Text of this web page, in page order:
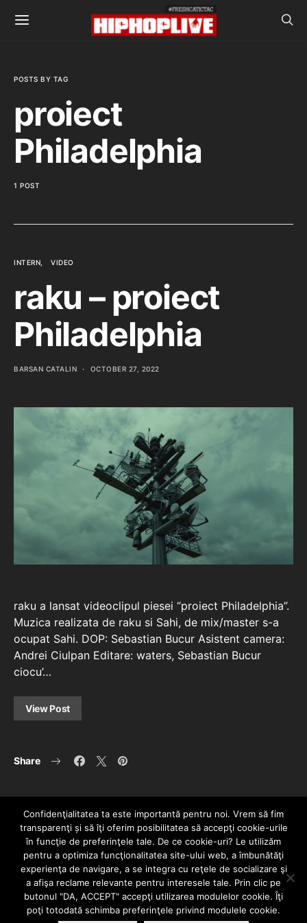
POSTS BY TAG
proiect
Philadelphia
1 POST
INTERN VIDEO
raku – proiect
Philadelphia
BARSAN CATALIN OCTOBER 27, 2022
raku a lansat videoclipul piesei “proiect Philadelphia”.
Muzica realizata de raku si Sahi, de mix/master s-a
ocupat Sahi. DOP: Sebastian Bucur Asistent camera:
Andrei Ciulpan Editare: waters, Sebastian Bucur
ciocu’…
View Post
Share
HOME CONTACT POLITICĂ DE CONFIDENȚIALITATE
Since 2005 | Copyright by HIPHOPLIVE
ENTERTAINMENT SRL
Confidenţialitatea ta este importantă pentru noi. Vrem să fim
transparenţi și să îţi oferim posibilitatea să accepţi cookie-urile
în funcţie de preferinţele tale. De ce cookie-uri? Le utilizăm
pentru a optimiza funcţionalitatea site-ului web, a îmbunătăţi
experienţa de navigare, a se integra cu reţele de socializare şi
a afişa reclame relevante pentru interesele tale. Prin clic pe
butonul "DA, ACCEPT" accepţi utilizarea modulelor cookie. Îţi
poţi totodată schimba preferinţele privind modulele cookie.